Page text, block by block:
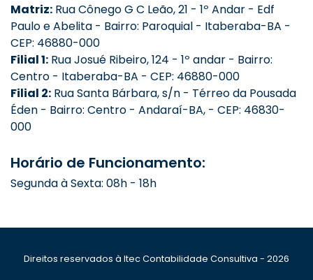
Matriz: Rua Cônego G C Leão, 21 - 1º Andar - Edf
Paulo e Abelita - Bairro: Paroquial - Itaberaba-BA -
CEP: 46880-000
Filial 1: Rua Josué Ribeiro, 124 - 1º andar - Bairro:
Centro - Itaberaba-BA - CEP: 46880-000
Filial 2: Rua Santa Bárbara, s/n - Térreo da Pousada
Éden - Bairro: Centro - Andaraí-BA, - CEP: 46830-
000
Horário de Funcionamento:
Segunda à Sexta: 08h - 18h
Direitos reservados à Itec Contabilidade Consultiva - 2026